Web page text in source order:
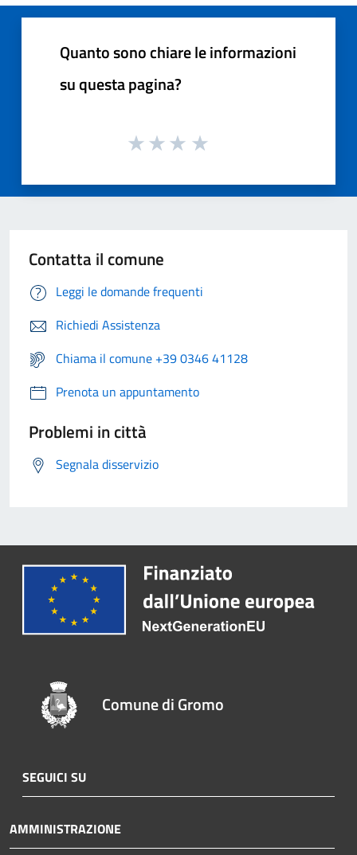
Quanto sono chiare le informazioni
su questa pagina?
Contatta il comune
Leggi le domande frequenti
Richiedi Assistenza
Chiama il comune +39 0346 41128
Prenota un appuntamento
Problemi in città
Segnala disservizio
Comune di Gromo
SEGUICI SU
AMMINISTRAZIONE